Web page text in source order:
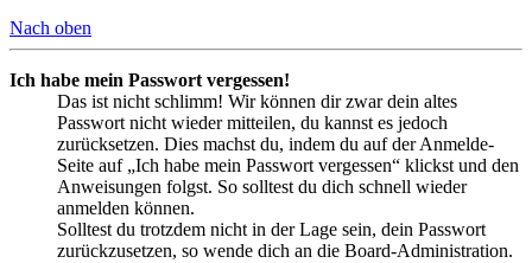
Nach oben
Ich habe mein Passwort vergessen!
Das ist nicht schlimm! Wir können dir zwar dein altes
Passwort nicht wieder mitteilen, du kannst es jedoch
zurücksetzen. Dies machst du, indem du auf der Anmelde-
Seite auf „Ich habe mein Passwort vergessen“ klickst und den
Anweisungen folgst. So solltest du dich schnell wieder
anmelden können.
Solltest du trotzdem nicht in der Lage sein, dein Passwort
zurückzusetzen, so wende dich an die Board-Administration.